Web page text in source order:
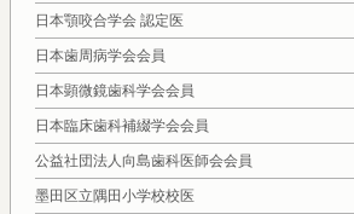
日本顎咬合学会 認定医
日本歯周病学会会員
日本顕微鏡歯科学会会員
日本臨床歯科補綴学会会員
公益社団法人向島歯科医師会会員
墨田区立隅田小学校校医